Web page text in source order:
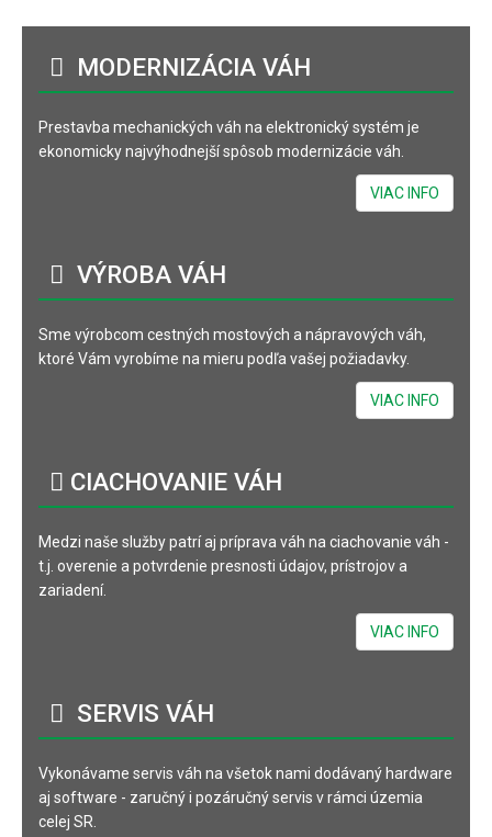
MODERNIZÁCIA VÁH
Prestavba mechanických váh na elektronický systém je
ekonomicky najvýhodnejší spôsob modernizácie váh.
VIAC INFO
VÝROBA VÁH
Sme výrobcom cestných mostových a nápravových váh,
ktoré Vám vyrobíme na mieru podľa vašej požiadavky.
VIAC INFO
CIACHOVANIE VÁH
Medzi naše služby patrí aj príprava váh na ciachovanie váh -
t.j. overenie a potvrdenie presnosti údajov, prístrojov a
zariadení.
VIAC INFO
SERVIS VÁH
Vykonávame servis váh na všetok nami dodávaný hardware
aj software - zaručný i pozáručný servis v rámci územia
celej SR.